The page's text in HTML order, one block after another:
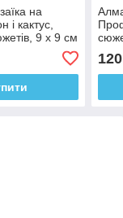
на
і кактус,
9 х 9 см
120